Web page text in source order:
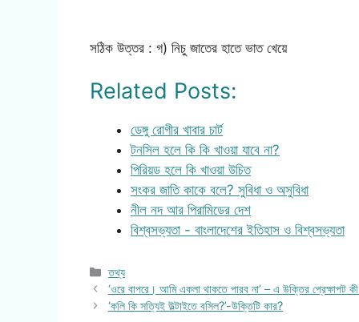
সঠিক উত্তর : গ) নিচু জাতের হাতে ভাত খেয়ে
Related Posts:
ডেঙ্গু রোগীর খাবার চার্ট
টনসিল হলে কি কি খাওয়া যাবে না?
পিরিয়ড হলে কি খাওয়া উচিত
সংকর জাতি কাকে বলে? সুবিধা ও অসুবিধা
নীল নদ আর পিরামিডের দেশ
বিশ্বসভ্যতা - বাংলাদেশের ইতিহাস ও বিশ্বসভ্যতা
Categories
তথ্য
‘ওরে বাপরে। আমি একলা থাকতে পারব না’ – এ উক্তির প্রেক্ষাপট
‘কলি কি সত্যিই উল্টাইতে বসিল?’-উক্তিটি কার?